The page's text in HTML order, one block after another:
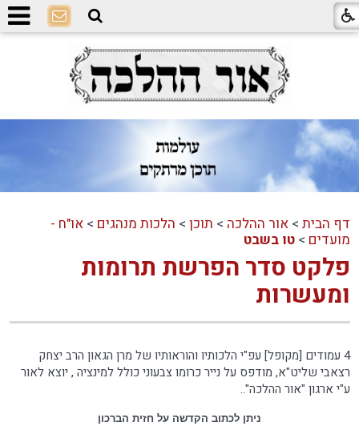
דף הבית >אור ההלכה > תוכן > הלכות מנהגים >או"ח -
מועדים >טו בשבט
פלקט סדר הפרשת תרומות
ומעשרות
4 עמודים [מקופל] עפ"י הלכותיו והוראותיו של מרן הגאון הרב יצחק
רצאבי שליט"א, מודפס על נייר כרומו צבעוני כולל למינציה , יוצא לאור
ע"י ארגון "אור ההלכה"..
ניתן לכתוב הקדשה על חזית הברכון